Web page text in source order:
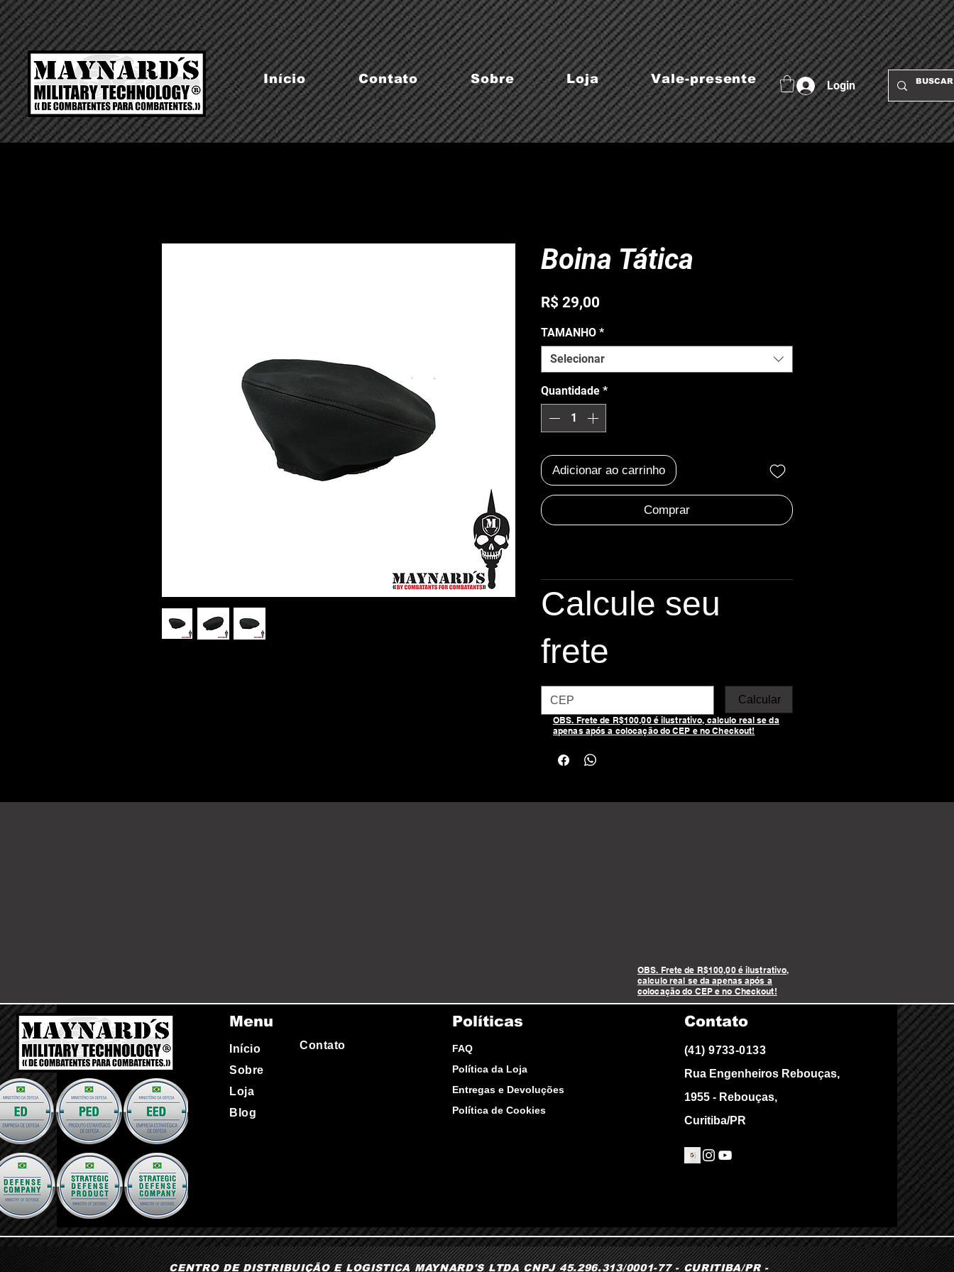
Início Contato Sobre Loja Vale-presente Login
Boina Tática
R$ 29,00
TAMANHO *
Selecionar
Quantidade *
Adicionar ao carrinho
Comprar
Calcule seu
frete
Calcular
OBS. Frete de R$100,00 é ilustrativo, calculo real se da
apenas após a colocação do CEP e no Checkout!
OBS. Frete de R$100,00 é ilustrativo,
calculo real se da apenas após a
colocação do CEP e no Checkout!
Menu
Início
Sobre
Loja
Blog
Contato
Políticas
FAQ
Política da Loja
Entregas e Devoluções
Política de Cookies
Contato
(41) 9733-0133
Rua Engenheiros Rebouças,
1955 - Rebouças,
Curitiba/PR
CENTRO DE DISTRIBUIÇÃO E LOGISTICA MAYNARD'S LTDA CNPJ 45.296.313/0001-77 - CURITIBA/PR -